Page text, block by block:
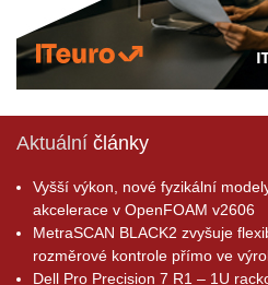
Aktuální články
Vyšší výkon, nové fyzikální
akcelerace v OpenFOAM v2606
MetraSCAN BLACK2 zvyšuje
rozměrové kontrole přímo ve
Dell Pro Precision 7 R1 – 1U